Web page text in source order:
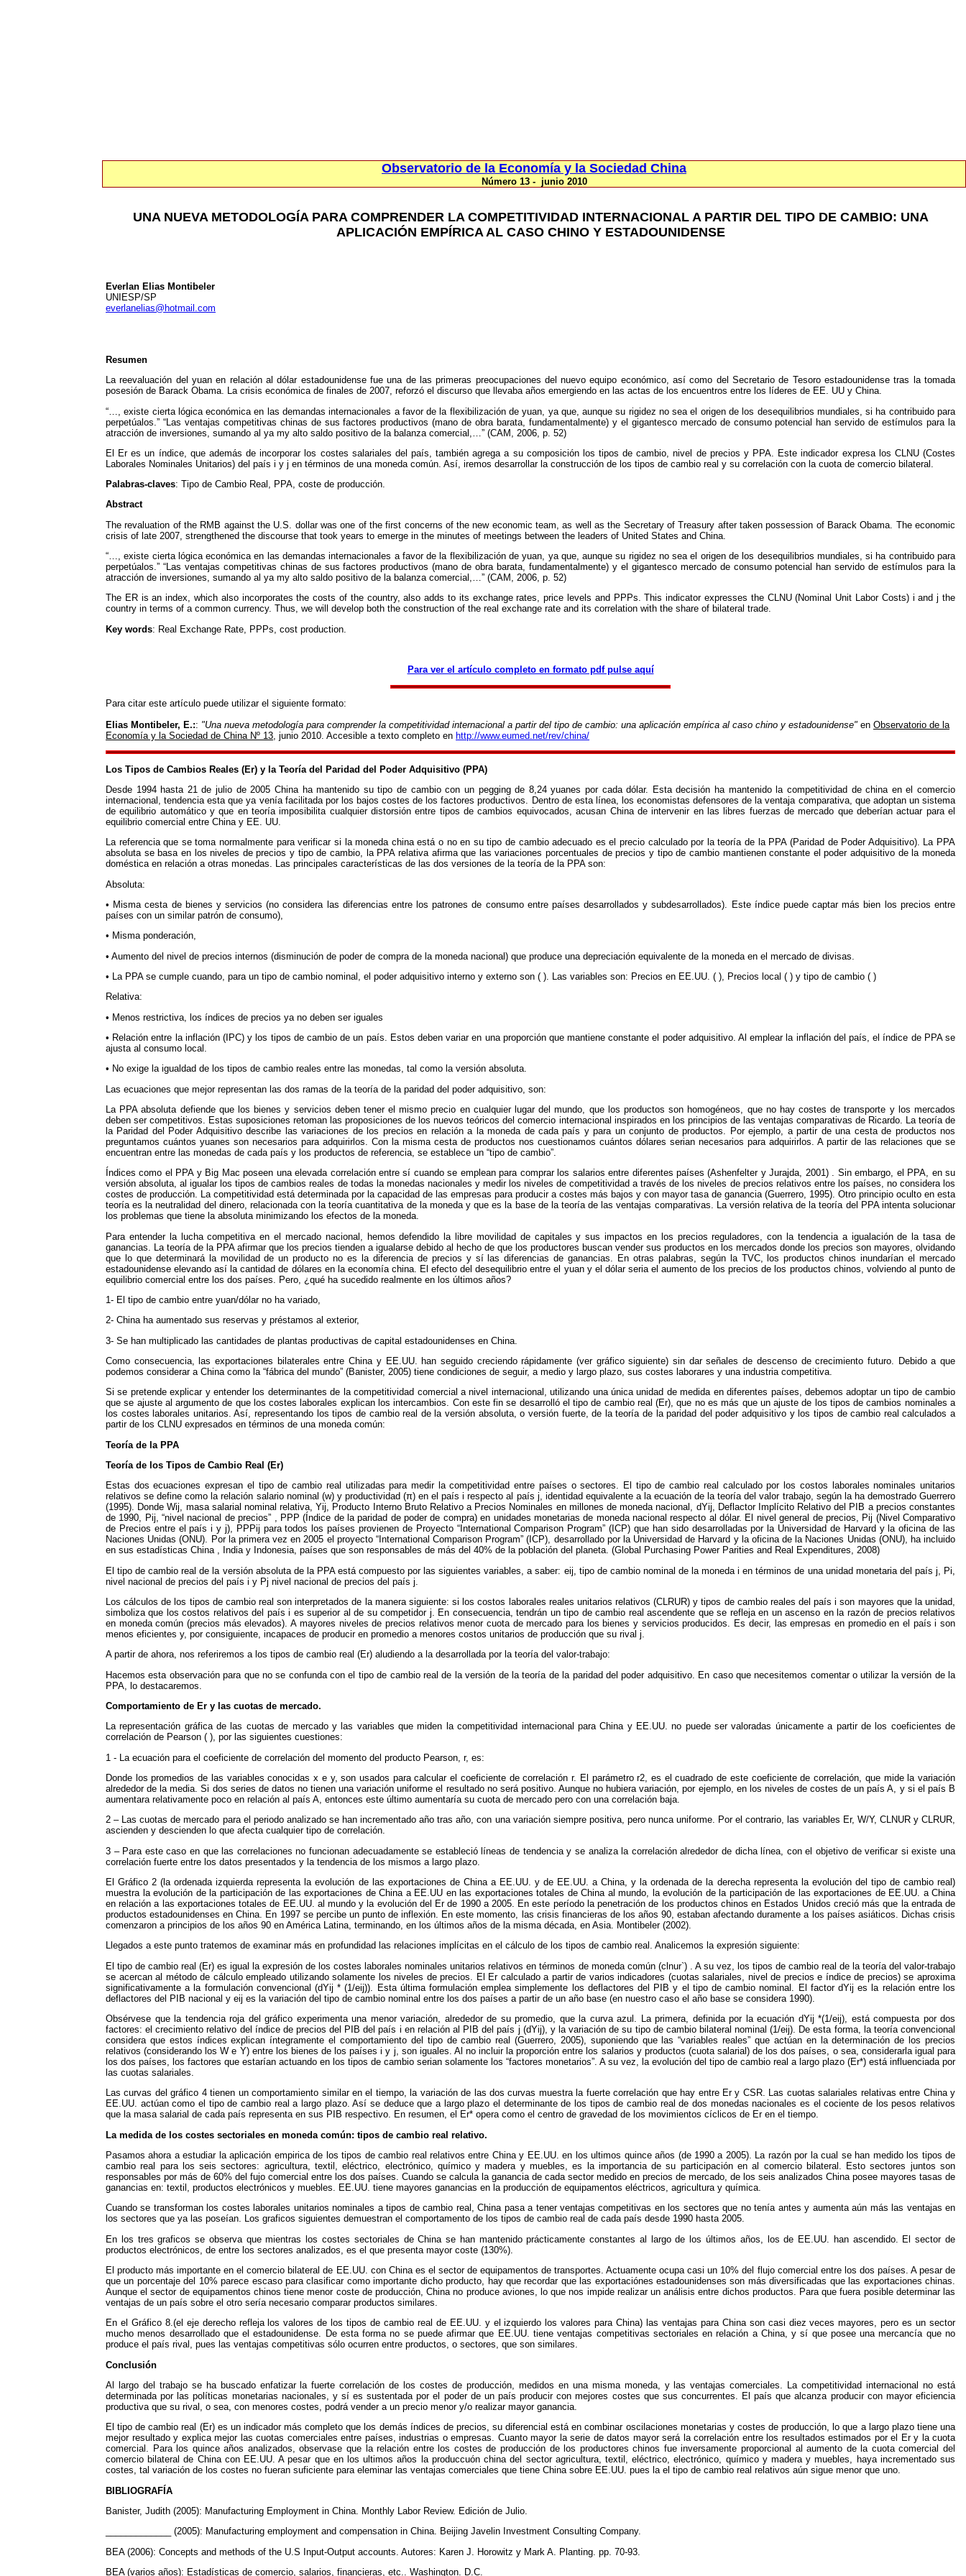
Observatorio de la Economía y la Sociedad China
Número 13 - junio 2010
UNA NUEVA METODOLOGÍA PARA COMPRENDER LA COMPETITIVIDAD INTERNACIONAL A PARTIR DEL TIPO DE CAMBIO: UNA
APLICACIÓN EMPÍRICA AL CASO CHINO Y ESTADOUNIDENSE
Everlan Elias Montibeler
UNIESP/SP
everlanelias@hotmail.com
Resumen
La reevaluación del yuan en relación al dólar estadounidense fue una de las primeras preocupaciones del nuevo equipo económico, así como del Secretario de Tesoro estadounidense tras la tomada
posesión de Barack Obama. La crisis económica de finales de 2007, reforzó el discurso que llevaba años emergiendo en las actas de los encuentros entre los líderes de EE. UU y China.
“…, existe cierta lógica económica en las demandas internacionales a favor de la flexibilización de yuan, ya que, aunque su rigidez no sea el origen de los desequilibrios mundiales, si ha contribuido para
perpetúalos.” “Las ventajas competitivas chinas de sus factores productivos (mano de obra barata, fundamentalmente) y el gigantesco mercado de consumo potencial han servido de estímulos para la
atracción de inversiones, sumando al ya my alto saldo positivo de la balanza comercial,…” (CAM, 2006, p. 52)
El Er es un índice, que además de incorporar los costes salariales del país, también agrega a su composición los tipos de cambio, nivel de precios y PPA. Este indicador expresa los CLNU (Costes
Laborales Nominales Unitarios) del país i y j en términos de una moneda común. Así, iremos desarrollar la construcción de los tipos de cambio real y su correlación con la cuota de comercio bilateral.
Palabras-claves: Tipo de Cambio Real, PPA, coste de producción.
Abstract
The revaluation of the RMB against the U.S. dollar was one of the first concerns of the new economic team, as well as the Secretary of Treasury after taken possession of Barack Obama. The economic
crisis of late 2007, strengthened the discourse that took years to emerge in the minutes of meetings between the leaders of United States and China.
“…, existe cierta lógica económica en las demandas internacionales a favor de la flexibilización de yuan, ya que, aunque su rigidez no sea el origen de los desequilibrios mundiales, si ha contribuido para
perpetúalos.” “Las ventajas competitivas chinas de sus factores productivos (mano de obra barata, fundamentalmente) y el gigantesco mercado de consumo potencial han servido de estímulos para la
atracción de inversiones, sumando al ya my alto saldo positivo de la balanza comercial,…” (CAM, 2006, p. 52)
The ER is an index, which also incorporates the costs of the country, also adds to its exchange rates, price levels and PPPs. This indicator expresses the CLNU (Nominal Unit Labor Costs) i and j the
country in terms of a common currency. Thus, we will develop both the construction of the real exchange rate and its correlation with the share of bilateral trade.
Key words: Real Exchange Rate, PPPs, cost production.
Para ver el artículo completo en formato pdf pulse aquí
Para citar este artículo puede utilizar el siguiente formato:
Elias Montibeler, E.:: "Una nueva metodología para comprender la competitividad internacional a partir del tipo de cambio: una aplicación empírica al caso chino y estadounidense" en Observatorio de la
Economía y la Sociedad de China Nº 13, junio 2010. Accesible a texto completo en http://www.eumed.net/rev/china/
Los Tipos de Cambios Reales (Er) y la Teoría del Paridad del Poder Adquisitivo (PPA)
Desde 1994 hasta 21 de julio de 2005 China ha mantenido su tipo de cambio con un pegging de 8,24 yuanes por cada dólar. Esta decisión ha mantenido la competitividad de china en el comercio
internacional, tendencia esta que ya venía facilitada por los bajos costes de los factores productivos. Dentro de esta línea, los economistas defensores de la ventaja comparativa, que adoptan un sistema
de equilibrio automático y que en teoría imposibilita cualquier distorsión entre tipos de cambios equivocados, acusan China de intervenir en las libres fuerzas de mercado que deberían actuar para el
equilibrio comercial entre China y EE. UU.
La referencia que se toma normalmente para verificar si la moneda china está o no en su tipo de cambio adecuado es el precio calculado por la teoría de la PPA (Paridad de Poder Adquisitivo). La PPA
absoluta se basa en los niveles de precios y tipo de cambio, la PPA relativa afirma que las variaciones porcentuales de precios y tipo de cambio mantienen constante el poder adquisitivo de la moneda
doméstica en relación a otras monedas. Las principales características de las dos versiones de la teoría de la PPA son:
Absoluta:
• Misma cesta de bienes y servicios (no considera las diferencias entre los patrones de consumo entre países desarrollados y subdesarrollados). Este índice puede captar más bien los precios entre
países con un similar patrón de consumo),
• Misma ponderación,
• Aumento del nivel de precios internos (disminución de poder de compra de la moneda nacional) que produce una depreciación equivalente de la moneda en el mercado de divisas.
• La PPA se cumple cuando, para un tipo de cambio nominal, el poder adquisitivo interno y externo son ( ). Las variables son: Precios en EE.UU. ( ), Precios local ( ) y tipo de cambio ( )
Relativa:
• Menos restrictiva, los índices de precios ya no deben ser iguales
• Relación entre la inflación (IPC) y los tipos de cambio de un país. Estos deben variar en una proporción que mantiene constante el poder adquisitivo. Al emplear la inflación del país, el índice de PPA se
ajusta al consumo local.
• No exige la igualdad de los tipos de cambio reales entre las monedas, tal como la versión absoluta.
Las ecuaciones que mejor representan las dos ramas de la teoría de la paridad del poder adquisitivo, son:
La PPA absoluta defiende que los bienes y servicios deben tener el mismo precio en cualquier lugar del mundo, que los productos son homogéneos, que no hay costes de transporte y los mercados
deben ser competitivos. Estas suposiciones retoman las proposiciones de los nuevos teóricos del comercio internacional inspirados en los principios de las ventajas comparativas de Ricardo. La teoría de
la Paridad del Poder Adquisitivo describe las variaciones de los precios en relación a la moneda de cada país y para un conjunto de productos. Por ejemplo, a partir de una cesta de productos nos
preguntamos cuántos yuanes son necesarios para adquirirlos. Con la misma cesta de productos nos cuestionamos cuántos dólares serian necesarios para adquirirlos. A partir de las relaciones que se
encuentran entre las monedas de cada país y los productos de referencia, se establece un “tipo de cambio”.
Índices como el PPA y Big Mac poseen una elevada correlación entre sí cuando se emplean para comprar los salarios entre diferentes países (Ashenfelter y Jurajda, 2001) . Sin embargo, el PPA, en su
versión absoluta, al igualar los tipos de cambios reales de todas la monedas nacionales y medir los niveles de competitividad a través de los niveles de precios relativos entre los países, no considera los
costes de producción. La competitividad está determinada por la capacidad de las empresas para producir a costes más bajos y con mayor tasa de ganancia (Guerrero, 1995). Otro principio oculto en esta
teoría es la neutralidad del dinero, relacionada con la teoría cuantitativa de la moneda y que es la base de la teoría de las ventajas comparativas. La versión relativa de la teoría del PPA intenta solucionar
los problemas que tiene la absoluta minimizando los efectos de la moneda.
Para entender la lucha competitiva en el mercado nacional, hemos defendido la libre movilidad de capitales y sus impactos en los precios reguladores, con la tendencia a igualación de la tasa de
ganancias. La teoría de la PPA afirmar que los precios tienden a igualarse debido al hecho de que los productores buscan vender sus productos en los mercados donde los precios son mayores, olvidando
que lo que determinará la movilidad de un producto no es la diferencia de precios y sí las diferencias de ganancias. En otras palabras, según la TVC, los productos chinos inundarían el mercado
estadounidense elevando así la cantidad de dólares en la economía china. El efecto del desequilibrio entre el yuan y el dólar seria el aumento de los precios de los productos chinos, volviendo al punto de
equilibrio comercial entre los dos países. Pero, ¿qué ha sucedido realmente en los últimos años?
1- El tipo de cambio entre yuan/dólar no ha variado,
2- China ha aumentado sus reservas y préstamos al exterior,
3- Se han multiplicado las cantidades de plantas productivas de capital estadounidenses en China.
Como consecuencia, las exportaciones bilaterales entre China y EE.UU. han seguido creciendo rápidamente (ver gráfico siguiente) sin dar señales de descenso de crecimiento futuro. Debido a que
podemos considerar a China como la “fábrica del mundo” (Banister, 2005) tiene condiciones de seguir, a medio y largo plazo, sus costes laborares y una industria competitiva.
Si se pretende explicar y entender los determinantes de la competitividad comercial a nivel internacional, utilizando una única unidad de medida en diferentes países, debemos adoptar un tipo de cambio
que se ajuste al argumento de que los costes laborales explican los intercambios. Con este fin se desarrolló el tipo de cambio real (Er), que no es más que un ajuste de los tipos de cambios nominales a
los costes laborales unitarios. Así, representando los tipos de cambio real de la versión absoluta, o versión fuerte, de la teoría de la paridad del poder adquisitivo y los tipos de cambio real calculados a
partir de los CLNU expresados en términos de una moneda común:
Teoría de la PPA
Teoría de los Tipos de Cambio Real (Er)
Estas dos ecuaciones expresan el tipo de cambio real utilizadas para medir la competitividad entre países o sectores. El tipo de cambio real calculado por los costos laborales nominales unitarios
relativos se define como la relación salario nominal (w) y productividad (π) en el país i respecto al país j, identidad equivalente a la ecuación de la teoría del valor trabajo, según la ha demostrado Guerrero
(1995). Donde Wij, masa salarial nominal relativa, Yij, Producto Interno Bruto Relativo a Precios Nominales en millones de moneda nacional, dYij, Deflactor Implícito Relativo del PIB a precios constantes
de 1990, Pij, “nivel nacional de precios” , PPP (Índice de la paridad de poder de compra) en unidades monetarias de moneda nacional respecto al dólar. El nivel general de precios, Pij (Nivel Comparativo
de Precios entre el país i y j), PPPij para todos los países provienen de Proyecto “International Comparison Program” (ICP) que han sido desarrolladas por la Universidad de Harvard y la oficina de las
Naciones Unidas (ONU). Por la primera vez en 2005 el proyecto “International Comparison Program” (ICP), desarrollado por la Universidad de Harvard y la oficina de la Naciones Unidas (ONU), ha incluido
en sus estadísticas China , India y Indonesia, países que son responsables de más del 40% de la población del planeta. (Global Purchasing Power Parities and Real Expenditures, 2008)
El tipo de cambio real de la versión absoluta de la PPA está compuesto por las siguientes variables, a saber: eij, tipo de cambio nominal de la moneda i en términos de una unidad monetaria del país j, Pi,
nivel nacional de precios del país i y Pj nivel nacional de precios del país j.
Los cálculos de los tipos de cambio real son interpretados de la manera siguiente: si los costos laborales reales unitarios relativos (CLRUR) y tipos de cambio reales del país i son mayores que la unidad,
simboliza que los costos relativos del país i es superior al de su competidor j. En consecuencia, tendrán un tipo de cambio real ascendente que se refleja en un ascenso en la razón de precios relativos
en moneda común (precios más elevados). A mayores niveles de precios relativos menor cuota de mercado para los bienes y servicios producidos. Es decir, las empresas en promedio en el país i son
menos eficientes y, por consiguiente, incapaces de producir en promedio a menores costos unitarios de producción que su rival j.
A partir de ahora, nos referiremos a los tipos de cambio real (Er) aludiendo a la desarrollada por la teoría del valor-trabajo:
Hacemos esta observación para que no se confunda con el tipo de cambio real de la versión de la teoría de la paridad del poder adquisitivo. En caso que necesitemos comentar o utilizar la versión de la
PPA, lo destacaremos.
Comportamiento de Er y las cuotas de mercado.
La representación gráfica de las cuotas de mercado y las variables que miden la competitividad internacional para China y EE.UU. no puede ser valoradas únicamente a partir de los coeficientes de
correlación de Pearson ( ), por las siguientes cuestiones:
1 - La ecuación para el coeficiente de correlación del momento del producto Pearson, r, es:
Donde los promedios de las variables conocidas x e y, son usados para calcular el coeficiente de correlación r. El parámetro r2, es el cuadrado de este coeficiente de correlación, que mide la variación
alrededor de la media. Si dos series de datos no tienen una variación uniforme el resultado no será positivo. Aunque no hubiera variación, por ejemplo, en los niveles de costes de un país A, y si el país B
aumentara relativamente poco en relación al país A, entonces este último aumentaría su cuota de mercado pero con una correlación baja.
2 – Las cuotas de mercado para el periodo analizado se han incrementado año tras año, con una variación siempre positiva, pero nunca uniforme. Por el contrario, las variables Er, W/Y, CLNUR y CLRUR,
ascienden y descienden lo que afecta cualquier tipo de correlación.
3 – Para este caso en que las correlaciones no funcionan adecuadamente se estableció líneas de tendencia y se analiza la correlación alrededor de dicha línea, con el objetivo de verificar si existe una
correlación fuerte entre los datos presentados y la tendencia de los mismos a largo plazo.
El Gráfico 2 (la ordenada izquierda representa la evolución de las exportaciones de China a EE.UU. y de EE.UU. a China, y la ordenada de la derecha representa la evolución del tipo de cambio real)
muestra la evolución de la participación de las exportaciones de China a EE.UU en las exportaciones totales de China al mundo, la evolución de la participación de las exportaciones de EE.UU. a China
en relación a las exportaciones totales de EE.UU. al mundo y la evolución del Er de 1990 a 2005. En este período la penetración de los productos chinos en Estados Unidos creció más que la entrada de
productos estadounidenses en China. En 1997 se percibe un punto de inflexión. En este momento, las crisis financieras de los años 90, estaban afectando duramente a los países asiáticos. Dichas crisis
comenzaron a principios de los años 90 en América Latina, terminando, en los últimos años de la misma década, en Asia. Montibeler (2002).
Llegados a este punto tratemos de examinar más en profundidad las relaciones implícitas en el cálculo de los tipos de cambio real. Analicemos la expresión siguiente:
El tipo de cambio real (Er) es igual la expresión de los costes laborales nominales unitarios relativos en términos de moneda común (clnur`) . A su vez, los tipos de cambio real de la teoría del valor-trabajo
se acercan al método de cálculo empleado utilizando solamente los niveles de precios. El Er calculado a partir de varios indicadores (cuotas salariales, nivel de precios e índice de precios) se aproxima
significativamente a la formulación convencional (dYij * (1/eij)). Esta última formulación emplea simplemente los deflactores del PIB y el tipo de cambio nominal. El factor dYij es la relación entre los
deflactores del PIB nacional y eij es la variación del tipo de cambio nominal entre los dos países a partir de un año base (en nuestro caso el año base se considera 1990).
Obsérvese que la tendencia roja del gráfico experimenta una menor variación, alrededor de su promedio, que la curva azul. La primera, definida por la ecuación dYij *(1/eij), está compuesta por dos
factores: el crecimiento relativo del índice de precios del PIB del país i en relación al PIB del país j (dYij), y la variación de su tipo de cambio bilateral nominal (1/eij). De esta forma, la teoría convencional
considera que estos índices explican íntegramente el comportamiento del tipo de cambio real (Guerrero, 2005), suponiendo que las “variables reales” que actúan en la determinación de los precios
relativos (considerando los W e Y) entre los bienes de los países i y j, son iguales. Al no incluir la proporción entre los salarios y productos (cuota salarial) de los dos países, o sea, considerarla igual para
los dos países, los factores que estarían actuando en los tipos de cambio serian solamente los “factores monetarios”. A su vez, la evolución del tipo de cambio real a largo plazo (Er*) está influenciada por
las cuotas salariales.
Las curvas del gráfico 4 tienen un comportamiento similar en el tiempo, la variación de las dos curvas muestra la fuerte correlación que hay entre Er y CSR. Las cuotas salariales relativas entre China y
EE.UU. actúan como el tipo de cambio real a largo plazo. Así se deduce que a largo plazo el determinante de los tipos de cambio real de dos monedas nacionales es el cociente de los pesos relativos
que la masa salarial de cada país representa en sus PIB respectivo. En resumen, el Er* opera como el centro de gravedad de los movimientos cíclicos de Er en el tiempo.
La medida de los costes sectoriales en moneda común: tipos de cambio real relativo.
Pasamos ahora a estudiar la aplicación empirica de los tipos de cambio real relativos entre China y EE.UU. en los ultimos quince años (de 1990 a 2005). La razón por la cual se han medido los tipos de
cambio real para los seis sectores: agricultura, textil, eléctrico, electrónico, químico y madera y muebles, es la importancia de su participación en al comercio bilateral. Esto sectores juntos son
responsables por más de 60% del fujo comercial entre los dos países. Cuando se calcula la ganancia de cada sector medido en precios de mercado, de los seis analizados China posee mayores tasas de
ganancias en: textil, productos electrónicos y muebles. EE.UU. tiene mayores ganancias en la producción de equipamentos eléctricos, agricultura y química.
Cuando se transforman los costes laborales unitarios nominales a tipos de cambio real, China pasa a tener ventajas competitivas en los sectores que no tenía antes y aumenta aún más las ventajas en
los sectores que ya las poseían. Los graficos siguientes demuestran el comportamento de los tipos de cambio real de cada país desde 1990 hasta 2005.
En los tres graficos se observa que mientras los costes sectoriales de China se han mantenido prácticamente constantes al largo de los últimos años, los de EE.UU. han ascendido. El sector de
productos electrónicos, de entre los sectores analizados, es el que presenta mayor coste (130%).
El producto más importante en el comercio bilateral de EE.UU. con China es el sector de equipamentos de transportes. Actuamente ocupa casi un 10% del flujo comercial entre los dos países. A pesar de
que un porcentaje del 10% parece escaso para clasificar como importante dicho producto, hay que recordar que las exportaciónes estadounidenses son más diversificadas que las exportaciones chinas.
Aunque el sector de equipamentos chinos tiene menor coste de producción, China no produce aviones, lo que nos impide realizar un análisis entre dichos productos. Para que fuera posible determinar las
ventajas de un país sobre el otro sería necesario comparar productos similares.
En el Gráfico 8.(el eje derecho refleja los valores de los tipos de cambio real de EE.UU. y el izquierdo los valores para China) las ventajas para China son casi diez veces mayores, pero es un sector
mucho menos desarrollado que el estadounidense. De esta forma no se puede afirmar que EE.UU. tiene ventajas competitivas sectoriales en relación a China, y sí que posee una mercancía que no
produce el país rival, pues las ventajas competitivas sólo ocurren entre productos, o sectores, que son similares.
Conclusión
Al largo del trabajo se ha buscado enfatizar la fuerte correlación de los costes de producción, medidos en una misma moneda, y las ventajas comerciales. La competitividad internacional no está
determinada por las políticas monetarias nacionales, y sí es sustentada por el poder de un país producir con mejores costes que sus concurrentes. El país que alcanza producir con mayor eficiencia
productiva que su rival, o sea, con menores costes, podrá vender a un precio menor y/o realizar mayor ganancia.
El tipo de cambio real (Er) es un indicador más completo que los demás índices de precios, su diferencial está en combinar oscilaciones monetarias y costes de producción, lo que a largo plazo tiene una
mejor resultado y explica mejor las cuotas comerciales entre países, industrias o empresas. Cuanto mayor la serie de datos mayor será la correlación entre los resultados estimados por el Er y la cuota
comercial. Para los quince años analizados, observase que la relación entre los costes de producción de los productores chinos fue inversamente proporcional al aumento de la cuota comercial del
comercio bilateral de China con EE.UU. A pesar que en los ultimos años la produccuón china del sector agricultura, textil, eléctrico, electrónico, químico y madera y muebles, haya incrementado sus
costes, tal variación de los costes no fueran suficiente para eleminar las ventajas comerciales que tiene China sobre EE.UU. pues la el tipo de cambio real relativos aún sigue menor que uno.
BIBLIOGRAFÍA
Banister, Judith (2005): Manufacturing Employment in China. Monthly Labor Review. Edición de Julio.
_____________ (2005): Manufacturing employment and compensation in China. Beijing Javelin Investment Consulting Company.
BEA (2006): Concepts and methods of the U.S Input-Output accounts. Autores: Karen J. Horowitz y Mark A. Planting. pp. 70-93.
BEA (varios años): Estadísticas de comercio, salarios, financieras, etc.. Washington. D.C.